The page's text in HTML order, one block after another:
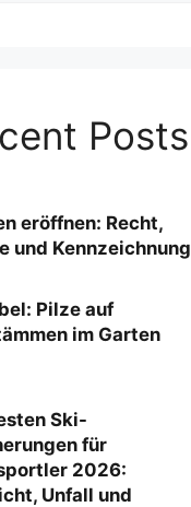
Posts
eröffnen: Recht,
und Kennzeichnung
Pilze auf
im Garten
Ski-
für
2026:
Unfall und